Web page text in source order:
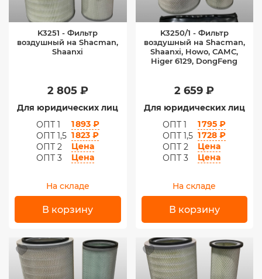
K3251 - Фильтр
воздушный на Shacman,
Shaanxi
2 805 ₽
Для юридических лиц
ОПТ 1
1 893 ₽
ОПТ 1,5 1 823 ₽
ОПТ 2
Цена
ОПТ 3
Цена
На складе
В корзину
K3250/1 - Фильтр
воздушный на Shacman,
Shaanxi, Howo, САМС,
Higer 6129, DongFeng
2 659 ₽
Для юридических лиц
ОПТ 1
1 795 ₽
ОПТ 1,5 1 728 ₽
ОПТ 2
Цена
ОПТ 3
Цена
На складе
В корзину